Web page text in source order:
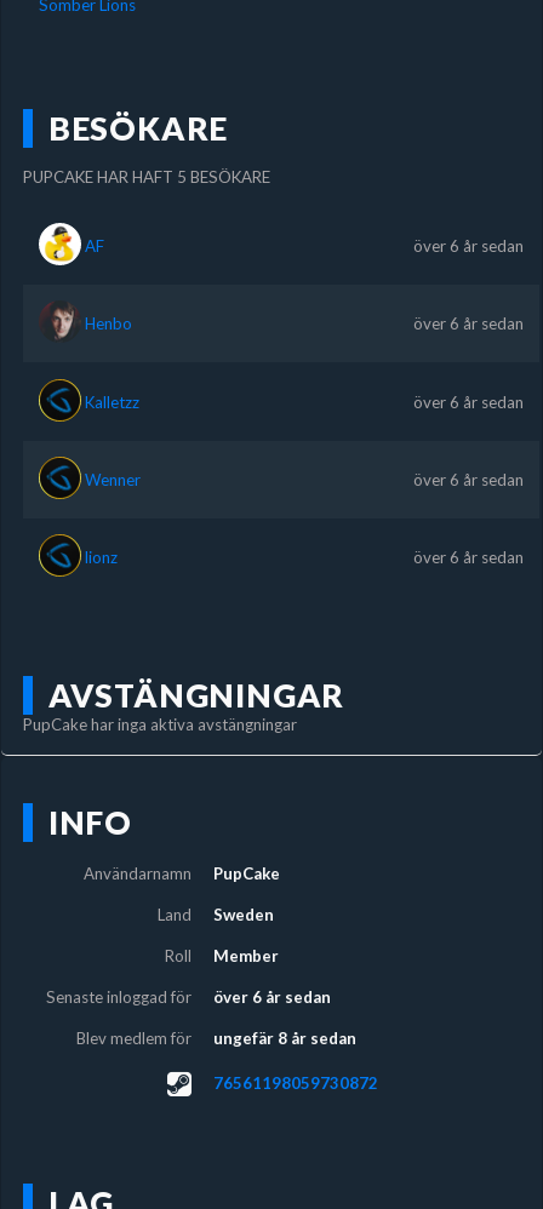
Somber Lions
BESÖKARE
PUPCAKE HAR HAFT 5 BESÖKARE
AF över 6 år sedan
Henbo över 6 år sedan
Kalletzz över 6 år sedan
Wenner över 6 år sedan
lionz över 6 år sedan
AVSTÄNGNINGAR
PupCake har inga aktiva avstängningar
INFO
Användarnamn PupCake
Land Sweden
Roll Member
Senaste inloggad för över 6 år sedan
Blev medlem för ungefär 8 år sedan
76561198059730872